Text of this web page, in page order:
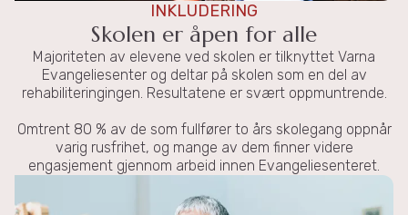
INKLUDERING
Skolen er åpen for alle
Majoriteten av elevene ved skolen er tilknyttet Varna
Evangeliesenter og deltar på skolen som en del av
rehabiliteringingen. Resultatene er svært oppmuntrende.
Omtrent 80 % av de som fullfører to års skolegang oppnår
varig rusfrihet, og mange av dem finner videre
engasjement gjennom arbeid innen Evangeliesenteret.